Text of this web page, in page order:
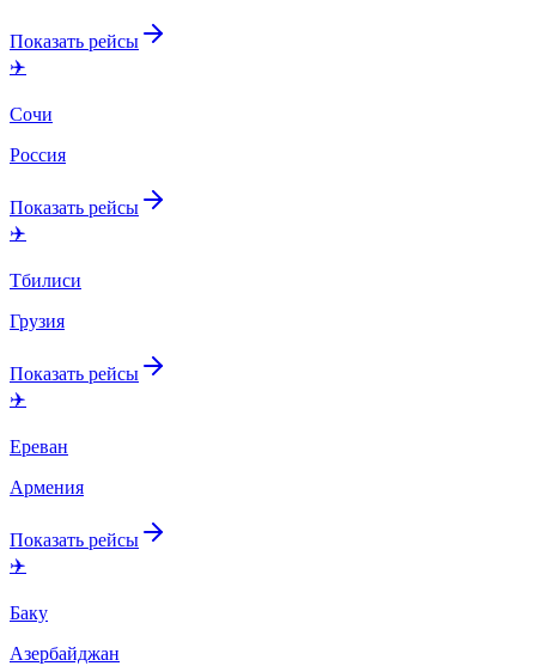
Показать рейсы
✈️
Сочи
Россия
Показать рейсы
✈️
Тбилиси
Грузия
Показать рейсы
✈️
Ереван
Армения
Показать рейсы
✈️
Баку
Азербайджан